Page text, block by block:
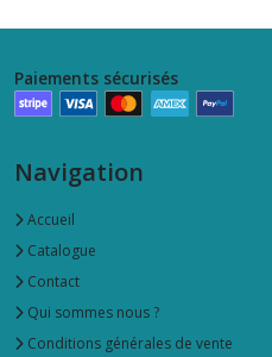
Paiements sécurisés
Navigation
Accueil
Catalogue
Contact
Qui sommes nous ?
Conditions générales de vente